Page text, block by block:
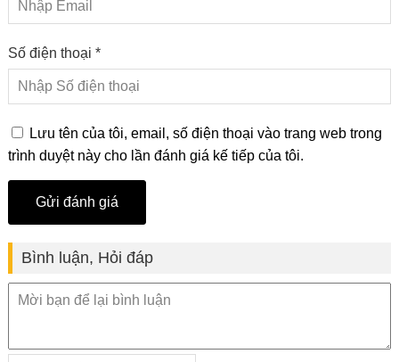
Số điện thoại *
Lưu tên của tôi, email, số điện thoại vào trang web trong
trình duyệt này cho lần đánh giá kế tiếp của tôi.
Bình luận, Hỏi đáp